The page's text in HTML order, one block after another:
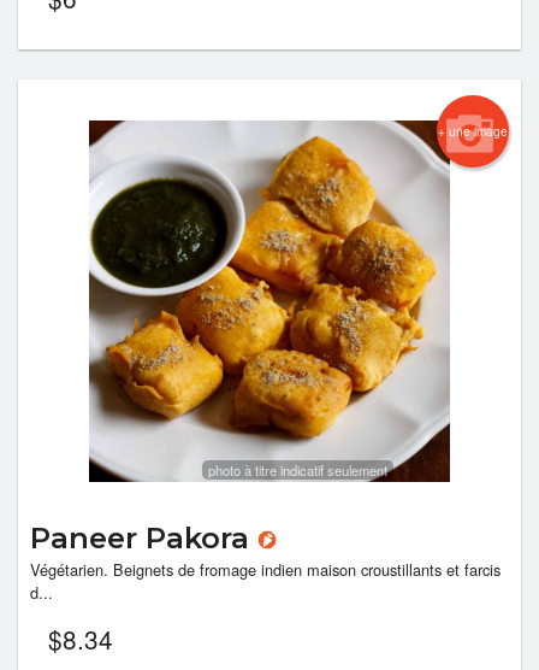
+ une image
photo à titre indicatif seulement
Paneer Pakora
Végétarien. Beignets de fromage indien maison croustillants et farcis
d...
$8.34